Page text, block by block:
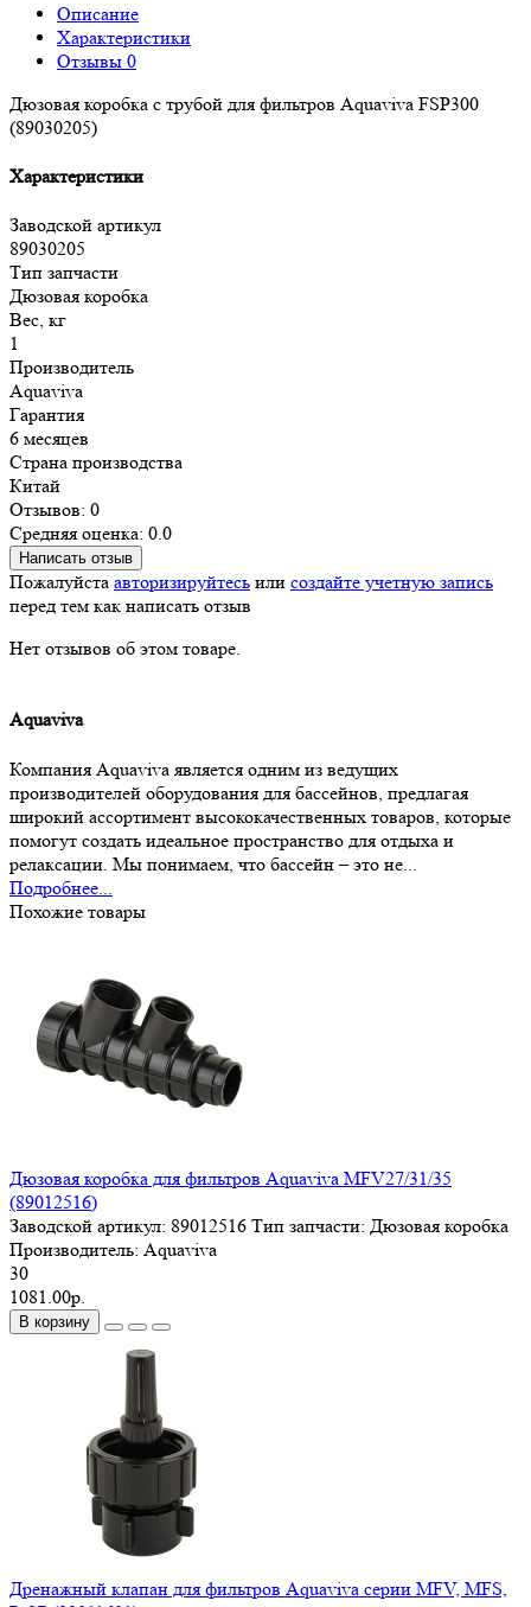
Описание
Характеристики
Отзывы 0
Дюзовая коробка с трубой для фильтров Aquaviva FSP300
(89030205)
Характеристики
Заводской артикул
89030205
Тип запчасти
Дюзовая коробка
Вес, кг
1
Производитель
Aquaviva
Гарантия
6 месяцев
Страна производства
Китай
Отзывов: 0
Средняя оценка: 0.0
Написать отзыв
Пожалуйста авторизируйтесь или создайте учетную запись
перед тем как написать отзыв
Нет отзывов об этом товаре.
Aquaviva
Компания Aquaviva является одним из ведущих
производителей оборудования для бассейнов, предлагая
широкий ассортимент высококачественных товаров, которые
помогут создать идеальное пространство для отдыха и
релаксации. Мы понимаем, что бассейн – это не...
Подробнее...
Похожие товары
Дюзовая коробка для фильтров Aquaviva MFV27/31/35
(89012516)
Заводской артикул: 89012516 Тип запчасти: Дюзовая коробка
Производитель: Aquaviva
30
1081.00р.
В корзину
Дренажный клапан для фильтров Aquaviva серии MFV, MFS,